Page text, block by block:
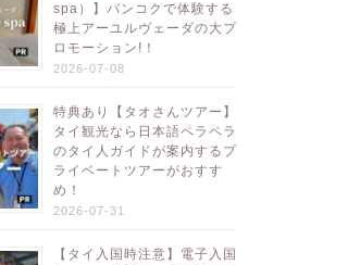
spa）】バンコクで体験する
極上アーユルヴェーダの大プ
ロモーション!！
2026-07-08
特典あり【タオさんツアー】
タイ観光なら日本語ペラペラ
のタイ人ガイドが案内するプ
ライベートツアーがおすす
め！
2026-07-31
【タイ入国時注意】電子入国